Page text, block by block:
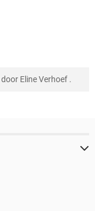
door Eline Verhoef .